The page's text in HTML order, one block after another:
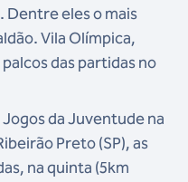
Dentre eles o mais
Vila Olímpica,
das partidas no
da Juventude na
Preto (SP), as
na quinta (5km